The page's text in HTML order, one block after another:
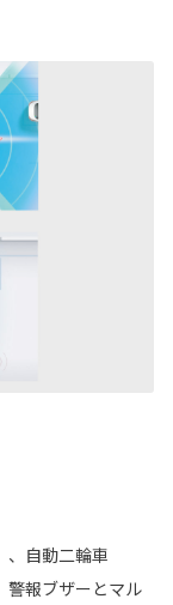
、自動二輪車
警報ブザーとマル